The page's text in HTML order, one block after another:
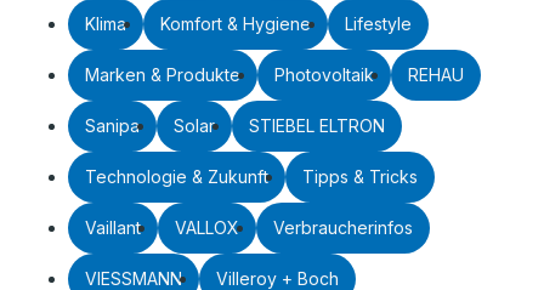
Klima Komfort & Hygiene Lifestyle
Marken & Produkte Photovoltaik REHAU
Sanipa Solar STIEBEL ELTRON
Technologie & Zukunft Tipps & Tricks
Vaillant VALLOX Verbraucherinfos
VIESSMANN Villeroy + Boch